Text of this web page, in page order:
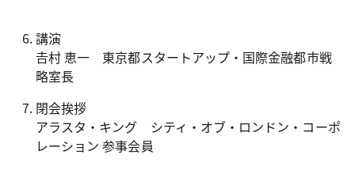
講演
𠮷村 恵一 東京都スタートアップ・国際金融都市戦
略室長
閉会挨拶
アラスタ・キング シティ・オブ・ロンドン・コーポ
レーション 参事会員